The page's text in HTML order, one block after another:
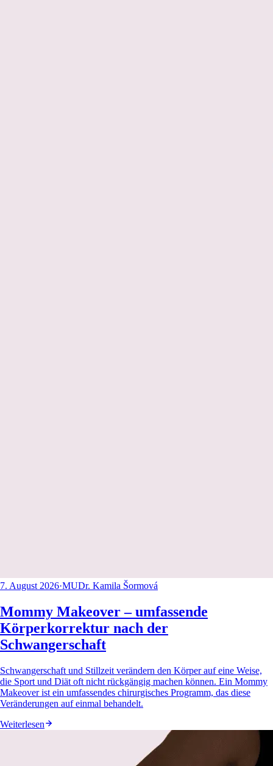
7. August 2026·MUDr. Kamila Šormová
Mommy Makeover – umfassende
Körperkorrektur nach der
Schwangerschaft
Schwangerschaft und Stillzeit verändern den Körper auf eine Weise,
die Sport und Diät oft nicht rückgängig machen können. Ein Mommy
Makeover ist ein umfassendes chirurgisches Programm, das diese
Veränderungen auf einmal behandelt.
Weiterlesen